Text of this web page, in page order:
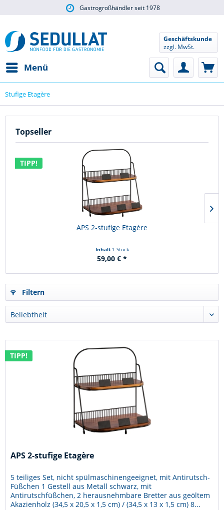
Gastrogroßhändler seit 1978
Menü
Geschäftskunde
zzgl. MwSt.
Stufige Etagère
Topseller
TIPP!
APS 2-stufige Etagère
Inhalt 1 Stück
59,00 € *
Filtern
TIPP!
APS 2-stufige Etagère
5 teiliges Set, nicht spülmaschinengeeignet, mit Antirutsch-
Füßchen 1 Gestell aus Metall schwarz, mit
Antirutschfüßchen, 2 herausnehmbare Bretter aus geöltem
Akazienholz (34,5 x 20,5 x 1,5 cm) / (34,5 x 13 x 1,5 cm) 8...